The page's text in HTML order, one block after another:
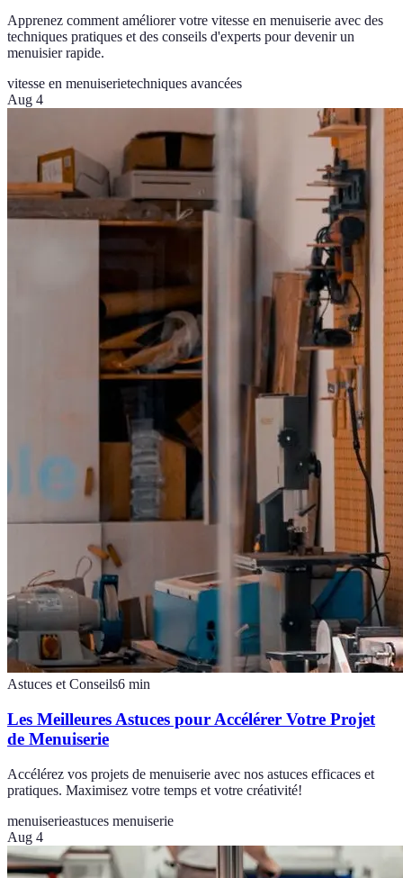
Apprenez comment améliorer votre vitesse en menuiserie avec des
techniques pratiques et des conseils d'experts pour devenir un
menuisier rapide.
vitesse en menuiserietechniques avancées
Aug 4
Astuces et Conseils6 min
Les Meilleures Astuces pour Accélérer Votre Projet
de Menuiserie
Accélérez vos projets de menuiserie avec nos astuces efficaces et
pratiques. Maximisez votre temps et votre créativité!
menuiserieastuces menuiserie
Aug 4